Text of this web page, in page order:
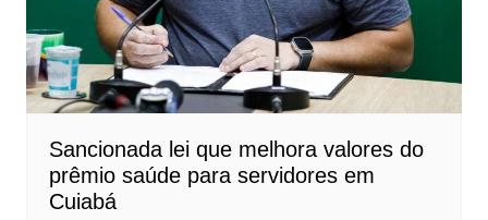
Sancionada lei que melhora valores do
prêmio saúde para servidores em
Cuiabá